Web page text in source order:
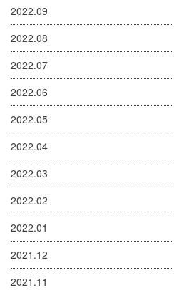
2022.09
2022.08
2022.07
2022.06
2022.05
2022.04
2022.03
2022.02
2022.01
2021.12
2021.11